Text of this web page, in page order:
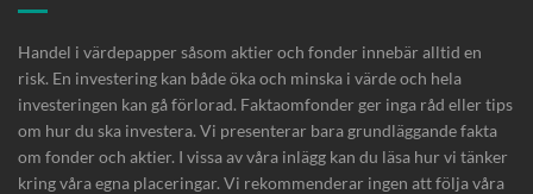
Handel i värdepapper såsom aktier och fonder innebär alltid en
risk. En investering kan både öka och minska i värde och hela
investeringen kan gå förlorad. Faktaomfonder ger inga råd eller tips
om hur du ska investera. Vi presenterar bara grundläggande fakta
om fonder och aktier. I vissa av våra inlägg kan du läsa hur vi tänker
kring våra egna placeringar. Vi rekommenderar ingen att följa våra